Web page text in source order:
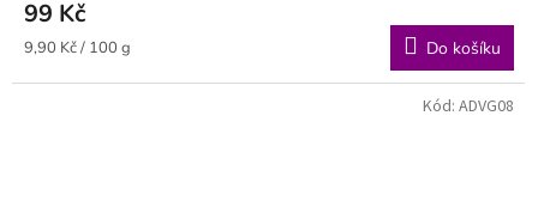
99 Kč
Měrná
9,90 Kč / 100 g Do košíku
Kód: ADVG08